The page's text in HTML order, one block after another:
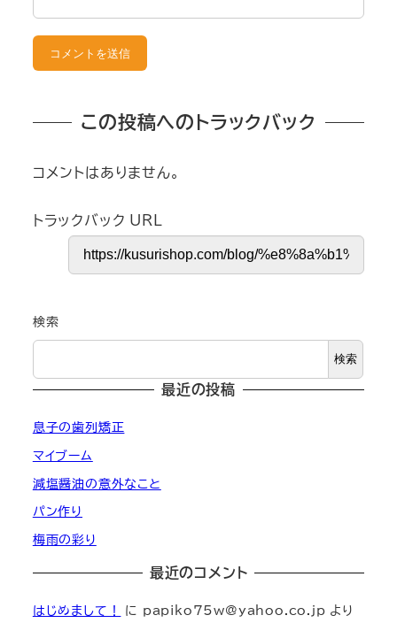
この投稿へのトラックバック
コメントはありません。
トラックバック URL
検索
検索
最近の投稿
息子の歯列矯正
マイブーム
減塩醤油の意外なこと
パン作り
梅雨の彩り
最近のコメント
はじめまして！ に papiko75w@yahoo.co.jp より